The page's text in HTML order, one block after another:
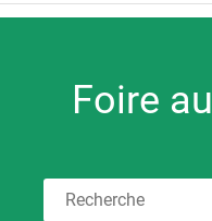
Foire